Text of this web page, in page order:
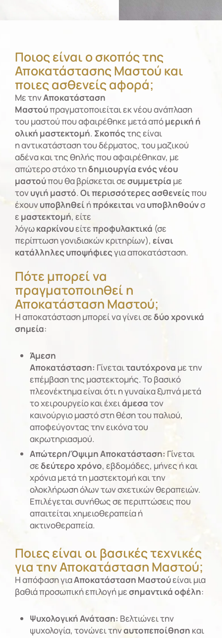
Ποιος είναι ο σκοπός της
Αποκατάστασης Μαστού και
ποιες ασθενείς αφορά;
Με τηνΑποκατάσταση
Μαστούπραγματοποιείται εκ νέου ανάπλαση
του μαστού που αφαιρέθηκε μετά απόμερική ή
ολική μαστεκτομή. Σκοπόςτης είναι
η αντικατάσταση του δέρματος, του μαζικού
αδένα και της θηλής που αφαιρέθηκαν, με
απώτερο στόχο τηδημιουργία ενός νέου
μαστούπου θα βρίσκεται σεσυμμετρία με
τονυγιή μαστό. Οι περισσότερες ασθενείςπου
έχουνυποβληθεί ήπρόκειταιναυποβληθούνσ
ε μαστεκτομή, είτε
λόγωκαρκίνουείτεπροφυλακτικά (σε
περίπτωση γονιδιακών κριτηρίων), είναι
κατάλληλες υποψήφιεςγια αποκατάσταση.
Πότε μπορεί να
πραγματοποιηθεί η
Αποκατάσταση Μαστού;
Η αποκατάσταση μπορεί να γίνει σεδύο χρονικά
σημεία:
Άμεση
Αποκατάσταση: Γίνεταιταυτόχρονα με την
επέμβαση της μαστεκτομής. Το βασικό
πλεονέκτημα είναι ότι η γυναίκα ξυπνά μετά
το χειρουργείο και έχειάμεσατον
καινούργιο μαστό στη θέση του παλιού,
αποφεύγοντας την εικόνα του
ακρωτηριασμού.
Απώτερη/Όψιμη Αποκατάσταση: Γίνεται
σεδεύτερο χρόνο, εβδομάδες, μήνες ή και
χρόνια μετά τη μαστεκτομή και την
ολοκλήρωση όλων των σχετικών θεραπειών.
Επιλέγεται συνήθως σε περιπτώσεις που
απαιτείται χημειοθεραπεία ή
ακτινοθεραπεία.
Ποιες είναι οι βασικές τεχνικές
για την Αποκατάσταση Μαστού;
Η απόφαση γιαΑποκατάσταση Μαστούείναι μια
βαθιά προσωπική επιλογή μεσημαντικά οφέλη:
Ψυχολογική Ανάταση: Βελτιώνει την
ψυχολογία, τονώνει τηναυτοπεποίθηση και